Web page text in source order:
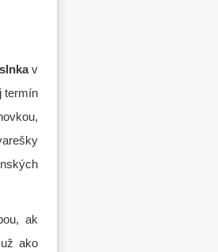
v
termín
ak
ako